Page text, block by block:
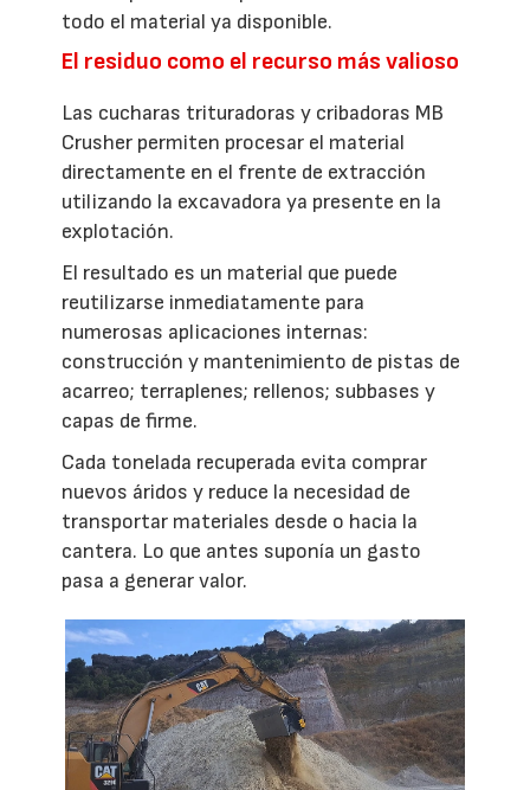
todo el material ya disponible.
El residuo como el recurso más valioso
Las cucharas trituradoras y cribadoras MB
Crusher permiten procesar el material
directamente en el frente de extracción
utilizando la excavadora ya presente en la
explotación.
El resultado es un material que puede
reutilizarse inmediatamente para
numerosas aplicaciones internas:
construcción y mantenimiento de pistas de
acarreo; terraplenes; rellenos; subbases y
capas de firme.
Cada tonelada recuperada evita comprar
nuevos áridos y reduce la necesidad de
transportar materiales desde o hacia la
cantera. Lo que antes suponía un gasto
pasa a generar valor.